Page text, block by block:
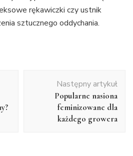
rękawiczki czy ustnik
sztucznego oddychania.
Następny artykuł
Popularne nasiona
feminizowane dla
każdego growera